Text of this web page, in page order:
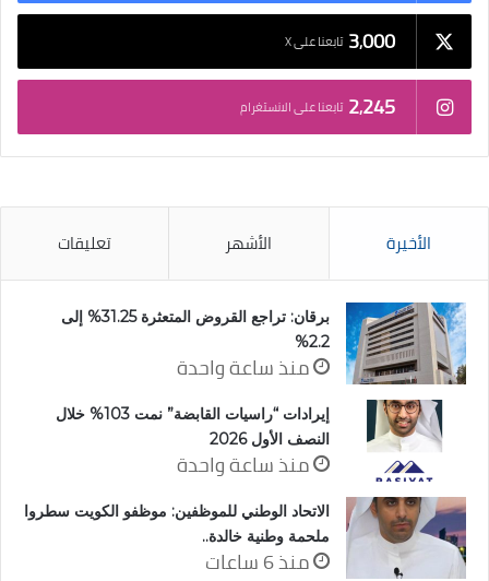
3٬000 تابعنا على X
2٬245 تابعنا على الانستغرام
الأخيرة الأشهر تعليقات
برقان: تراجع القروض المتعثرة 31.25% إلى
2.2%
منذ ساعة واحدة
إيرادات “راسيات القابضة” نمت 103% خلال
النصف الأول 2026
منذ ساعة واحدة
الاتحاد الوطني للموظفين: موظفو الكويت سطروا
ملحمة وطنية خالدة..
منذ 6 ساعات